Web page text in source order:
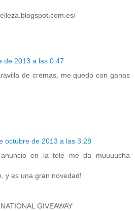
de 2013 a las 0:47
de cremas, me quedo con ganas
octubre de 2013 a las 3:28
en la tele me da muuuucha
y es una gran novedad!
GIVEAWAY